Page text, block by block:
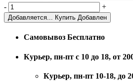
-
+
Добавляется... Купить Добавлен
Самовывоз Бесплатно
Курьер, пн-пт с 10 до 18, от
Курьер, пн-пт 10-18,